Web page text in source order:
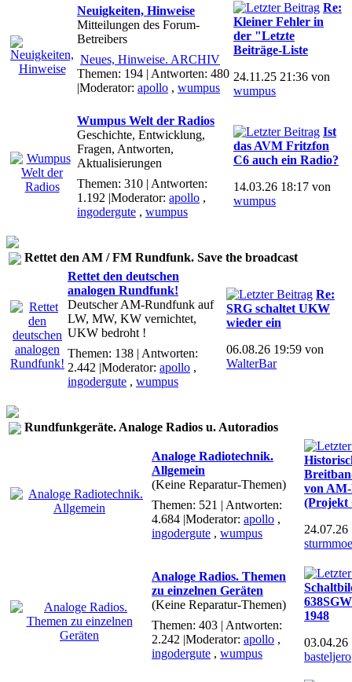
Neuigkeiten, Hinweise
Mitteilungen des Forum-
Betreibers
Neues, Hinweise. ARCHIV
Themen: 194 | Antworten: 480
|Moderator: apollo , wumpus
Re:
Kleiner Fehler in
der "Letzte
Beiträge-Liste
24.11.25 21:36 von
wumpus
Wumpus Welt der Radios
Geschichte, Entwicklung,
Fragen, Antworten,
Aktualisierungen
Themen: 310 | Antworten:
1.192 |Moderator: apollo ,
ingodergute , wumpus
Ist
das AVM Fritzfon
C6 auch ein Radio?
14.03.26 18:17 von
wumpus
Rettet den AM / FM Rundfunk. Save the broadcast
Rettet den deutschen
analogen Rundfunk!
Deutscher AM-Rundfunk auf
LW, MW, KW vernichtet,
UKW bedroht !
Themen: 138 | Antworten:
2.442 |Moderator: apollo ,
ingodergute , wumpus
Re:
SRG schaltet UKW
wieder ein
06.08.26 19:59 von
WalterBar
Rundfunkgeräte. Analoge Radios u. Autoradios
Analoge Radiotechnik.
Allgemein
(Keine Reparatur-Themen)
Themen: 521 | Antworten:
4.684 |Moderator: apollo ,
ingodergute , wumpus
von
(Projekt
24.07.26
Analoge Radios. Themen
zu einzelnen Geräten
(Keine Reparatur-Themen)
Themen: 403 | Antworten:
2.242 |Moderator: apollo ,
ingodergute , wumpus
1948
03.04.26
basteljero